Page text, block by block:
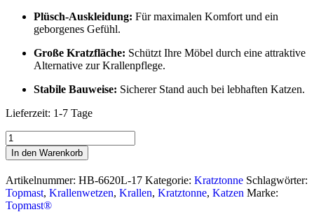
Plüsch-Auskleidung: Für maximalen Komfort und ein
geborgenes Gefühl.
Große Kratzfläche: Schützt Ihre Möbel durch eine attraktive
Alternative zur Krallenpflege.
Stabile Bauweise: Sicherer Stand auch bei lebhaften Katzen.
Lieferzeit: 1-7 Tage
Kratztonne
CECIL
Menge
In den Warenkorb
Artikelnummer: HB-6620L-17 Kategorie: Kratztonne Schlagwörter:
Topmast, Krallenwetzen, Krallen, Kratztonne, Katzen Marke:
Topmast®